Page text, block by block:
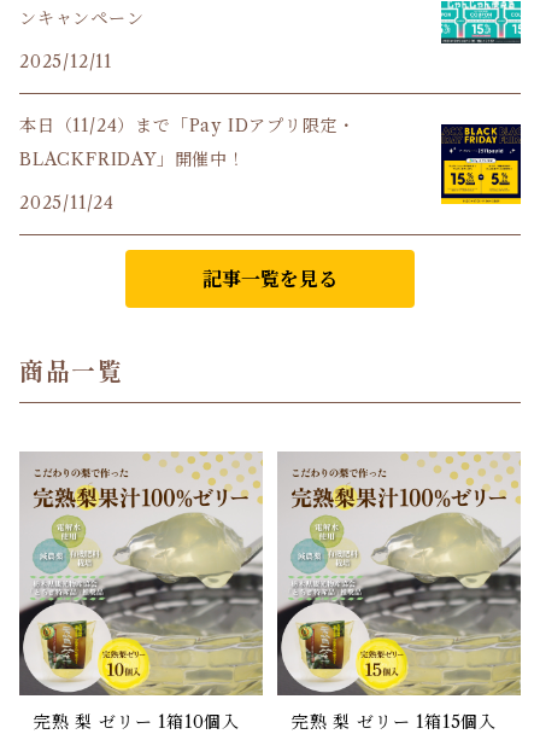
ンキャンペーン
2025/12/11
本日（11/24）まで「Pay IDアプリ限定・
BLACKFRIDAY」開催中！
2025/11/24
記事一覧を見る
商品一覧
完熟 梨 ゼリー 1箱10個入
完熟 梨 ゼリー 1箱15個入